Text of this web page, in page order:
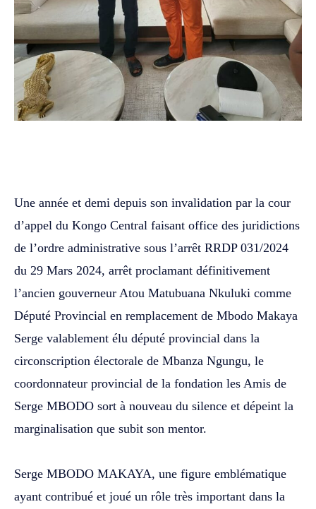
‎Une année et demi depuis son invalidation par la cour
d’appel du Kongo Central faisant office des juridictions
de l’ordre administrative sous l’arrêt RRDP 031/2024
du 29 Mars 2024, arrêt proclamant définitivement
l’ancien gouverneur Atou Matubuana Nkuluki comme
Député Provincial en remplacement de Mbodo Makaya
Serge valablement élu député provincial dans la
circonscription électorale de Mbanza Ngungu, le
coordonnateur provincial de la fondation les Amis de
Serge MBODO sort à nouveau du silence et dépeint la
marginalisation que subit son mentor.
‎Serge MBODO MAKAYA, une figure emblématique
ayant contribué et joué un rôle très important dans la